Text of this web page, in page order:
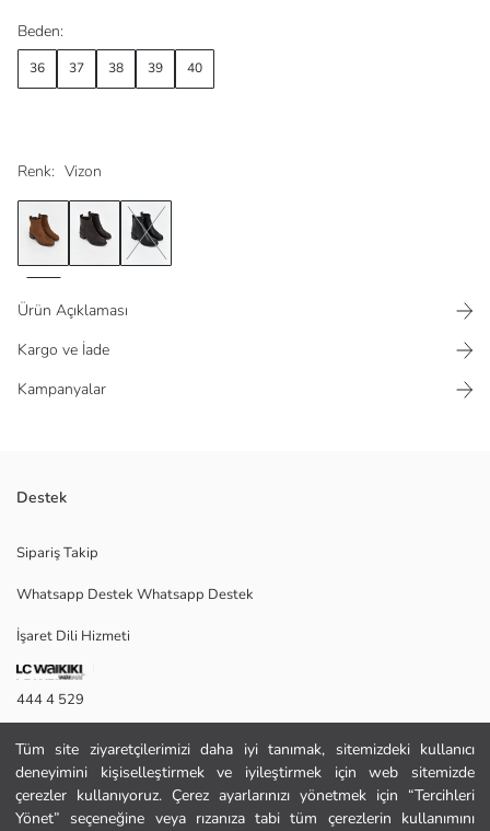
Tüm site ziyaretçilerimizi daha iyi tanımak, sitemizdeki kullanıcı
deneyimini kişiselleştirmek ve iyileştirmek için web sitemizde
çerezler kullanıyoruz. Çerez ayarlarınızı yönetmek için “Tercihleri
Yönet” seçeneğine veya rızanıza tabi tüm çerezlerin kullanımını
Renk: Vizon
Beden:
36 37 38 39 40
Ürün Açıklaması
Kargo ve İade
Kampanyalar
kapaması ve arkada çekme halkası bulunur.
Menşei:
Satıcı:
Marka:
Cinsiyet:
Ayakkabı Kapanma Şekli:
Burun Şekli:
Desen:
Kumaş:
Siluet:
Destek
Sipariş Takip
Whatsapp Destek Whatsapp Destek
İşaret Dili Hizmeti
444 4 529
İletişim Formu
444 4 529